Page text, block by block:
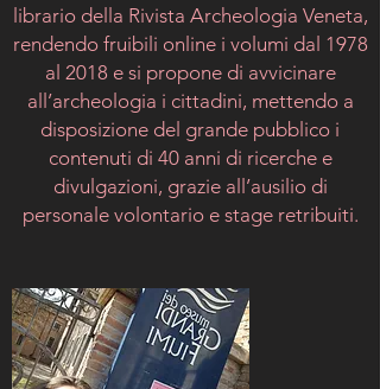
librario della Rivista Archeologia Veneta,
rendendo fruibili online i volumi dal 1978
al 2018 e si propone di avvicinare
all’archeologia i cittadini, mettendo a
disposizione del grande pubblico i
contenuti di 40 anni di ricerche e
divulgazioni, grazie all’ausilio di
personale volontario e stage retribuiti.